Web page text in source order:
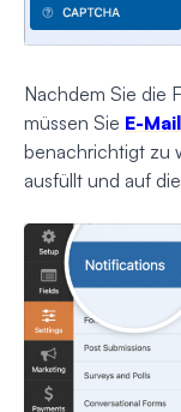
Nachdem Sie die
müssen Sie E-
benachrichtigt zu
ausfüllt und auf